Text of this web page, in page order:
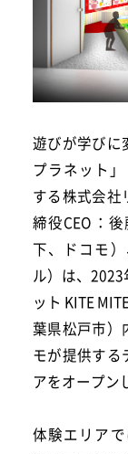
遊びが学びに
プラネット」
する株式会社
締役CEO：
下、ドコモ
ル）は、
ット KITE
葉県松戸市）
モが提供する
アをオープン
体験エリア